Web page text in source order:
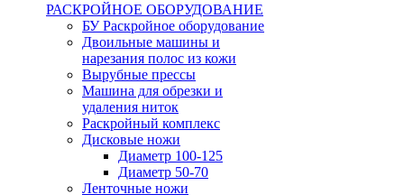
РАСКРОЙНОЕ ОБОРУДОВАНИЕ
БУ Раскройное оборудование
Двоильные машины и
нарезания полос из кожи
Вырубные прессы
Машина для обрезки и
удаления ниток
Раскройный комплекс
Дисковые ножи
Диаметр 100-125
Диаметр 50-70
Ленточные ножи